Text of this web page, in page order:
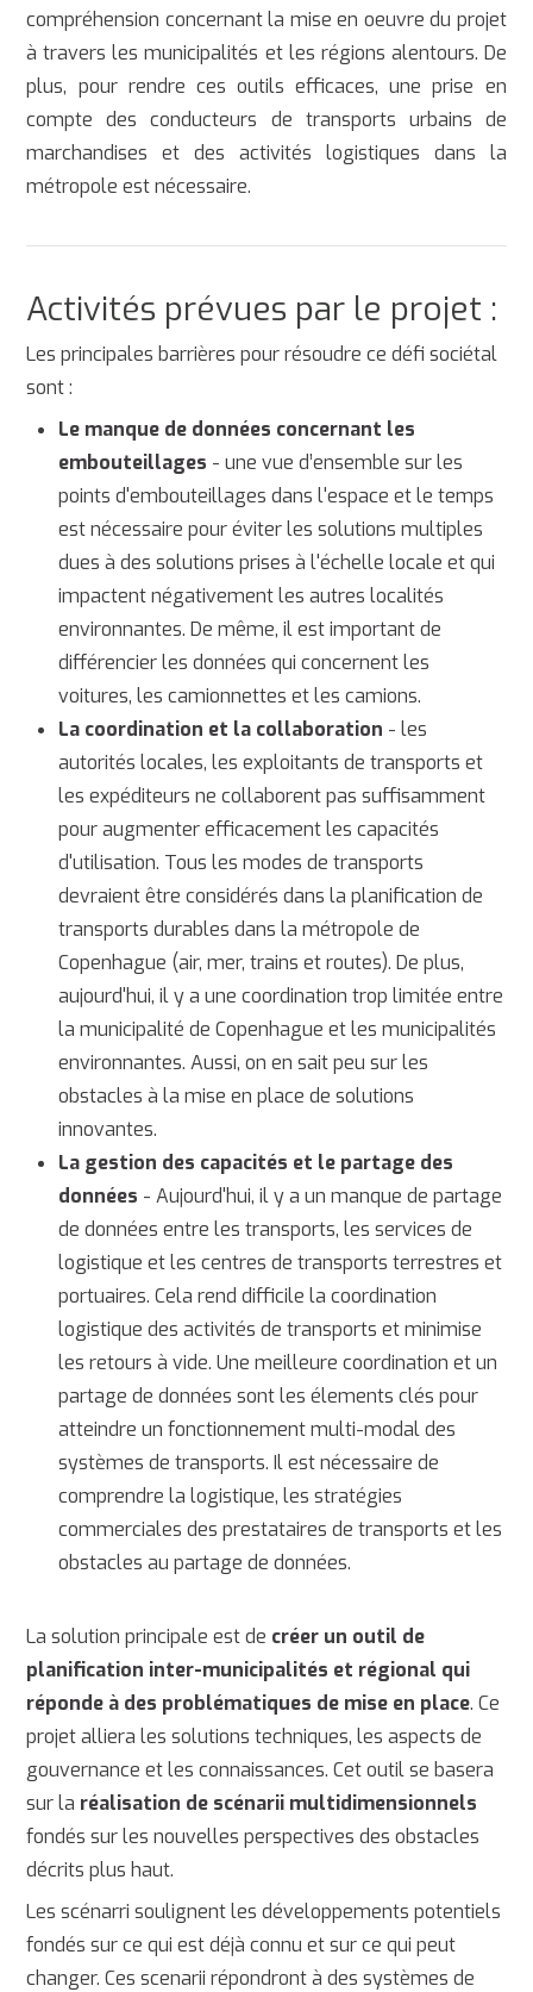
compréhension concernant la mise en oeuvre du projet
à travers les municipalités et les régions alentours. De
plus, pour rendre ces outils efficaces, une prise en
compte des conducteurs de transports urbains de
marchandises et des activités logistiques dans la
métropole est nécessaire.
Activités prévues par le projet :
Les principales barrières pour résoudre ce défi sociétal
sont :
Le manque de données concernant les
embouteillages - une vue d’ensemble sur les
points d'embouteillages dans l'espace et le temps
est nécessaire pour éviter les solutions multiples
dues à des solutions prises à l'échelle locale et qui
impactent négativement les autres localités
environnantes. De même, il est important de
différencier les données qui concernent les
voitures, les camionnettes et les camions.
La coordination et la collaboration - les
autorités locales, les exploitants de transports et
les expéditeurs ne collaborent pas suffisamment
pour augmenter efficacement les capacités
d'utilisation. Tous les modes de transports
devraient être considérés dans la planification de
transports durables dans la métropole de
Copenhague (air, mer, trains et routes). De plus,
aujourd'hui, il y a une coordination trop limitée entre
la municipalité de Copenhague et les municipalités
environnantes. Aussi, on en sait peu sur les
obstacles à la mise en place de solutions
innovantes.
La gestion des capacités et le partage des
données - Aujourd'hui, il y a un manque de partage
de données entre les transports, les services de
logistique et les centres de transports terrestres et
portuaires. Cela rend difficile la coordination
logistique des activités de transports et minimise
les retours à vide. Une meilleure coordination et un
partage de données sont les élements clés pour
atteindre un fonctionnement multi-modal des
systèmes de transports. Il est nécessaire de
comprendre la logistique, les stratégies
commerciales des prestataires de transports et les
obstacles au partage de données.
La solution principale est de créer un outil de
planification inter-municipalités et régional qui
réponde à des problématiques de mise en place. Ce
projet alliera les solutions techniques, les aspects de
gouvernance et les connaissances. Cet outil se basera
sur la réalisation de scénarii multidimensionnels
fondés sur les nouvelles perspectives des obstacles
décrits plus haut.
Les scénarri soulignent les développements potentiels
fondés sur ce qui est déjà connu et sur ce qui peut
changer. Ces scenarii répondront à des systèmes de